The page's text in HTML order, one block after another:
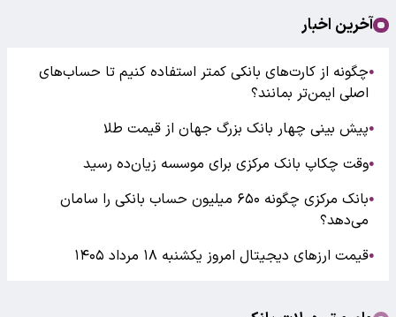
آخرین اخبار
●چگونه از کارت‌های بانکی کمتر استفاده کنیم تا حساب‌های
اصلی ایمن‌تر بمانند؟
●پیش بینی چهار بانک بزرگ جهان از قیمت طلا
●وقت چکاپ بانک مرکزی برای موسسه زیان‌ده رسید
●
بانک مرکزی چگونه ۶۵۰ میلیون حساب بانکی را سامان
می‌دهد؟
●قیمت ارزهای دیجیتال امروز یکشنبه ۱۸ مرداد ۱۴۰۵